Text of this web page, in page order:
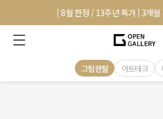
[ 8월 한정 / 13주년 특가 ] 3개월
그림렌탈 아트테크